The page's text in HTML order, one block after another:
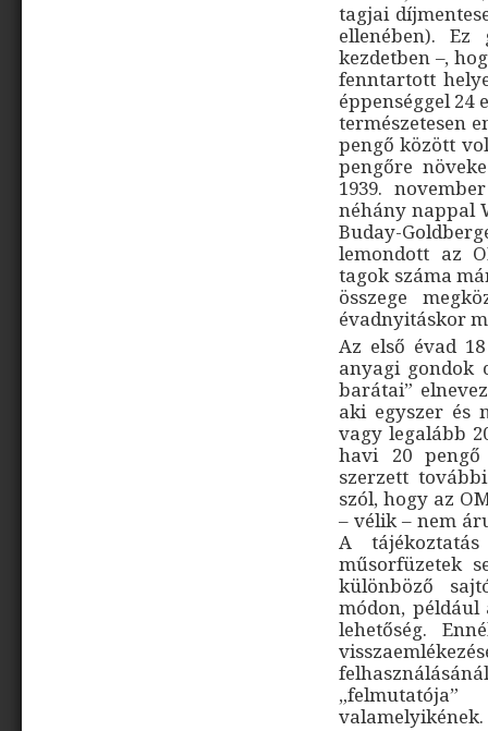
tagjai
ellenében).
kezdetben –,
fenntartott
éppenséggel 24
természetesen
pengő között
pengőre
1939.
néhány nappal
Buday-
lemondott az
tagok száma
összege
évadnyitáskor
Az első évad
anyagi gondok
barátai”
aki egyszer és
vagy legalább
havi 20 pengő
szerzett
szól, hogy az
– vélik – nem
A
műsorfüzetek
különböző
módon,
lehetőség.
valamelyikének.